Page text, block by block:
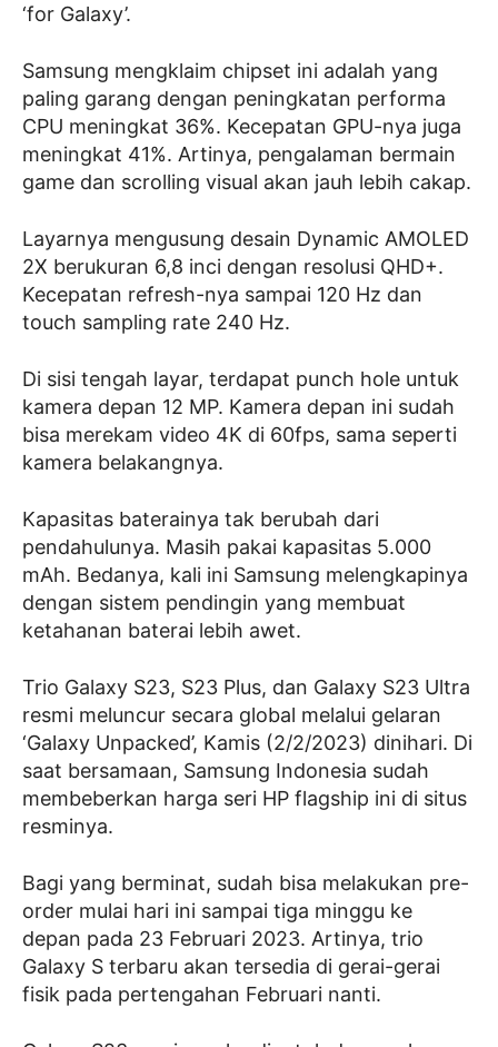
‘for Galaxy’.
Samsung mengklaim chipset ini adalah yang
paling garang dengan peningkatan performa
CPU meningkat 36%. Kecepatan GPU-nya juga
meningkat 41%. Artinya, pengalaman bermain
game dan scrolling visual akan jauh lebih cakap.
Layarnya mengusung desain Dynamic AMOLED
2X berukuran 6,8 inci dengan resolusi QHD+.
Kecepatan refresh-nya sampai 120 Hz dan
touch sampling rate 240 Hz.
Di sisi tengah layar, terdapat punch hole untuk
kamera depan 12 MP. Kamera depan ini sudah
bisa merekam video 4K di 60fps, sama seperti
kamera belakangnya.
Kapasitas baterainya tak berubah dari
pendahulunya. Masih pakai kapasitas 5.000
mAh. Bedanya, kali ini Samsung melengkapinya
dengan sistem pendingin yang membuat
ketahanan baterai lebih awet.
Trio Galaxy S23, S23 Plus, dan Galaxy S23 Ultra
resmi meluncur secara global melalui gelaran
‘Galaxy Unpacked’, Kamis (2/2/2023) dinihari. Di
saat bersamaan, Samsung Indonesia sudah
membeberkan harga seri HP flagship ini di situs
resminya.
Bagi yang berminat, sudah bisa melakukan pre-
order mulai hari ini sampai tiga minggu ke
depan pada 23 Februari 2023. Artinya, trio
Galaxy S terbaru akan tersedia di gerai-gerai
fisik pada pertengahan Februari nanti.